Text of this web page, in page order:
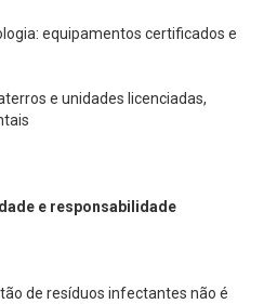
equipamentos certificados e
e unidades licenciadas,
e responsabilidade
de resíduos infectantes não é